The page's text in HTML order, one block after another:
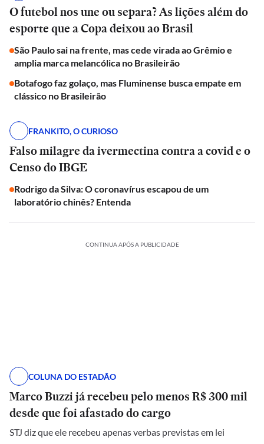
O futebol nos une ou separa? As lições além do
esporte que a Copa deixou ao Brasil
São Paulo sai na frente, mas cede virada ao Grêmio e
amplia marca melancólica no Brasileirão
Botafogo faz golaço, mas Fluminense busca empate em
clássico no Brasileirão
FRANKITO, O CURIOSO
Falso milagre da ivermectina contra a covid e o
Censo do IBGE
Rodrigo da Silva: O coronavírus escapou de um
laboratório chinês? Entenda
CONTINUA APÓS A PUBLICIDADE
COLUNA DO ESTADÃO
Marco Buzzi já recebeu pelo menos R$ 300 mil
desde que foi afastado do cargo
STJ diz que ele recebeu apenas verbas previstas em lei